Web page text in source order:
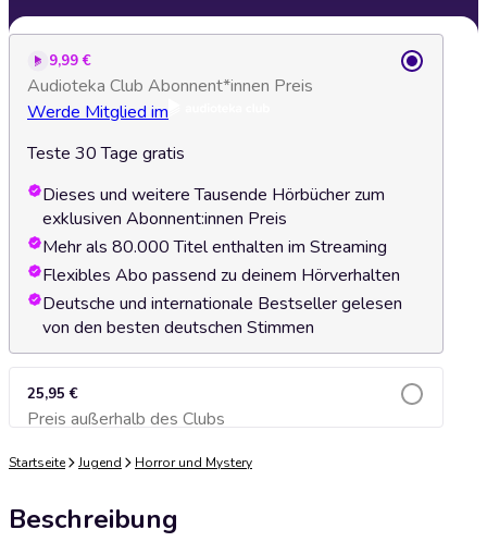
9,99 €
Audioteka Club Abonnent*innen Preis
Werde Mitglied im
Teste 30 Tage gratis
Dieses und weitere Tausende Hörbücher zum
exklusiven Abonnent:innen Preis
Mehr als 80.000 Titel enthalten im Streaming
Flexibles Abo passend zu deinem Hörverhalten
Deutsche und internationale Bestseller gelesen
von den besten deutschen Stimmen
25,95 €
Preis außerhalb des ClubsZum Warenkorb hinzufügen
Startseite Jugend Horror und Mystery
Beschreibung